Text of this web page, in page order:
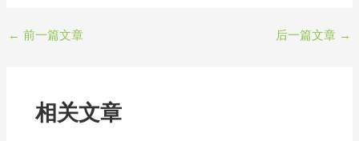
← 前一篇文章 后一篇文章 →
相关文章